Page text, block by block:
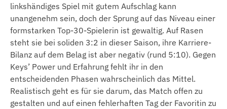
linkshändiges Spiel mit gutem Aufschlag kann
unangenehm sein, doch der Sprung auf das Niveau einer
formstarken Top-30-Spielerin ist gewaltig. Auf Rasen
steht sie bei soliden 3:2 in dieser Saison, ihre Karriere-
Bilanz auf dem Belag ist aber negativ (rund 5:10). Gegen
Keys’ Power und Erfahrung fehlt ihr in den
entscheidenden Phasen wahrscheinlich das Mittel.
Realistisch geht es für sie darum, das Match offen zu
gestalten und auf einen fehlerhaften Tag der Favoritin zu